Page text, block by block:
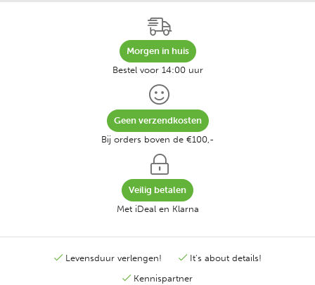
Morgen in huis
Bestel voor 14:00 uur
Geen verzendkosten
Bij orders boven de €100,-
Veilig betalen
Met iDeal en Klarna
Levensduur verlengen!
It's about details!
Kennispartner